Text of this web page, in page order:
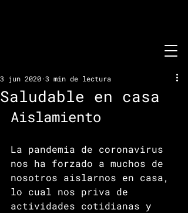
Saludable en casa
3 jun 2020 3 min de lectura
Aislamiento
La pandemia de coronavirus
nos ha forzado a muchos de
nosotros aislarnos en casa,
lo cual nos priva de
actividades cotidianas y